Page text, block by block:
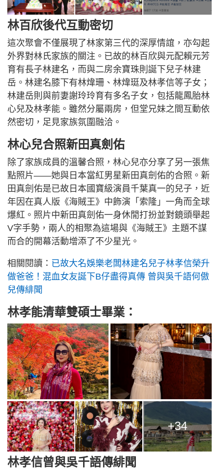
林百欣後代互動密切
這次聚會不僅展現了林家第三代的深厚情誼，亦勾起
外界對林氏家族的關注。已故的林百欣與元配賴元芳
育有長子林建名，而與二房余寶珠則誕下兒子林建
岳。林建名膝下有林煒珊、林煒珽及林孝信等子女；
林建岳則與前妻謝玲玲育有多名子女，包括龍鳳胎林
心兒及林孝能。雖然分屬兩房，但堂兄妹之間互動依
然密切，足見家族氛圍融洽。
林心兒合照新田真劍佑
除了家族成員的溫馨合照，林心兒亦分享了另一張焦
點照片——她與日本當紅男星新田真劍佑的合照。新
田真劍佑是已故日本國寶級演員千葉真一的兒子，近
年因在真人版《海賊王》中飾演「索隆」一角而全球
爆紅。照片中新田真劍佑一身休閒打扮並對鏡頭舉起
V字手勢，兩人的相聚為這場與《海賊王》主題不謀
而合的開幕活動增添了不少星光。
相關閱讀： 已故大名娛樂老闆林建名兒子林孝信榮升
做爸爸！混血女友誕下B仔盡得真傳 曾與吳千語何傲
兒傳緋聞
林孝能清華雙碩士畢業：
+34
林孝信曾與吳千語傳緋聞